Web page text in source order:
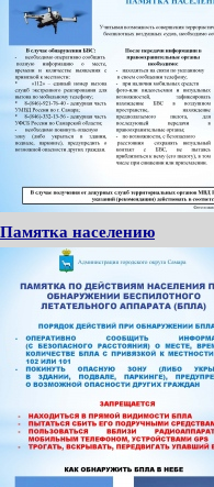
Памятка населению